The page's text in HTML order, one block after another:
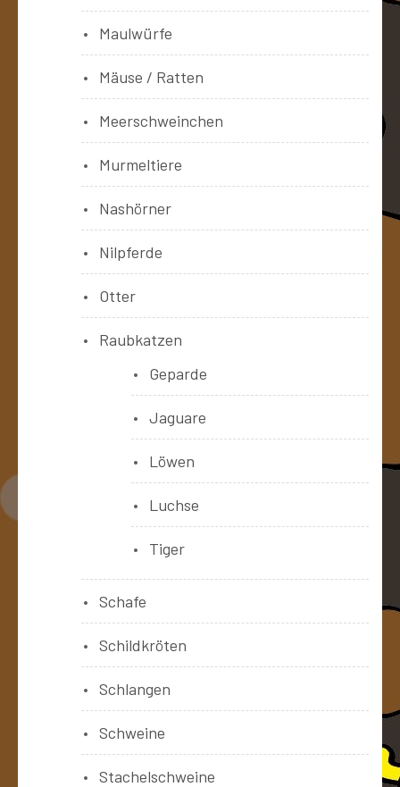
Maulwürfe
Mäuse / Ratten
Meerschweinchen
Murmeltiere
Nashörner
Nilpferde
Otter
Raubkatzen
Geparde
Jaguare
Löwen
Luchse
Tiger
Schafe
Schildkröten
Schlangen
Schweine
Stachelschweine